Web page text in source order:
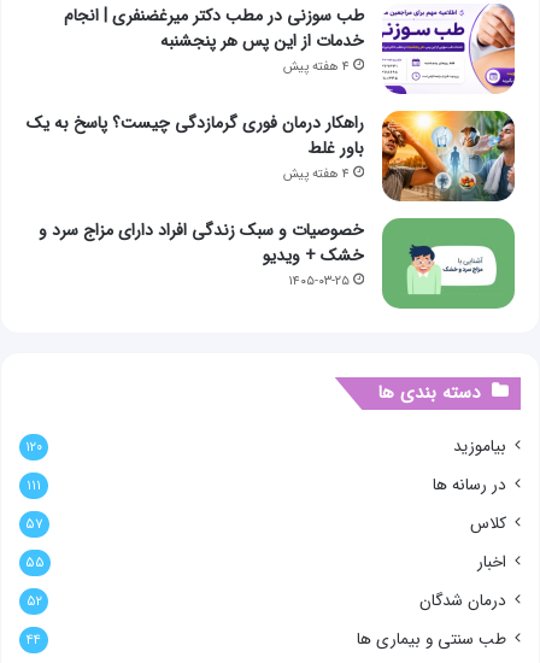
طب سوزنی در مطب دکتر میرغضنفری | انجام
خدمات از این پس هر پنجشنبه
۴ هفته پیش
راهکار درمان فوری گرمازدگی چیست؟ پاسخ به یک
باور غلط
۴ هفته پیش
خصوصیات و سبک زندگی افراد دارای مزاج سرد و
خشک + ویدیو
۱۴۰۵-۰۳-۲۵
دسته بندی ها
بیاموزید ۱۲۰
در رسانه ها ۱۱۱
کلاس ۵۷
اخبار ۵۵
درمان شدگان ۵۲
طب سنتی و بیماری ها ۴۴